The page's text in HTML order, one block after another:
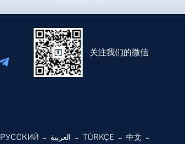
关注我们的微信
РУССКИЙ العربية TÜRKÇE
中文